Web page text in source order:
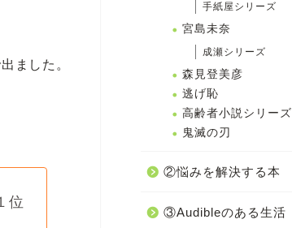
ました。
位
手紙屋シリーズ
宮島未奈
成瀬シリーズ
森見登美彦
逃げ恥
高齢者小説シリーズ
鬼滅の刃
②悩みを解決する本
③Audibleのある生活